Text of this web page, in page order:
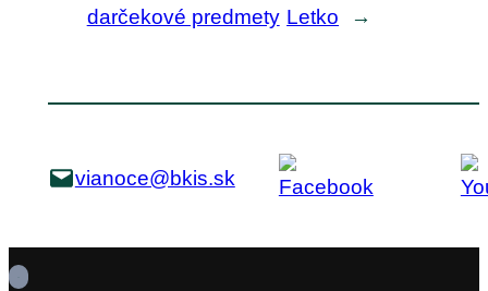
darčekové predmety Letko
→
vianoce@bkis.sk